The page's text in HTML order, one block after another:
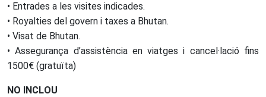
• Entrades a les visites indicades.
• Royalties del govern i taxes a Bhutan.
• Visat de Bhutan.
• Assegurança d’assistència en viatges i cancel·lació fins
1500€ (gratuïta)
NO INCLOU